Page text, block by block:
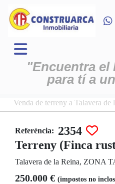
"Encuentra el
para tí a
Venda de terreny a Talavera
Referència: 2354
Terreny (Finca
Talavera de la Reina, ZONA
250.000 € (impostos no